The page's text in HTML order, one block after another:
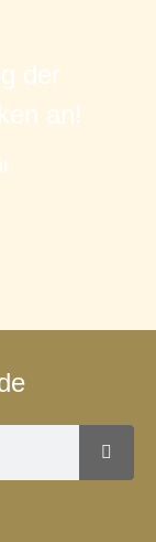
der
an!